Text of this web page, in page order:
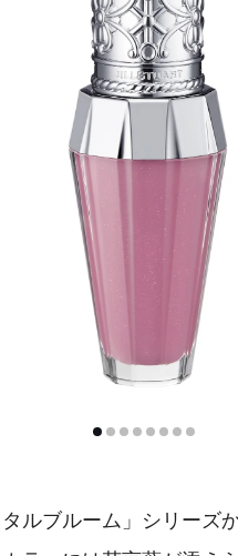
ルブルーム」シリーズ